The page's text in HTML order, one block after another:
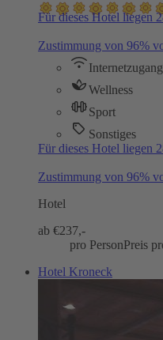
Für dieses Hotel liegen
Zustimmung von 96%
Internetzugang
Wellness
Sport
Sonstiges
Für dieses Hotel liegen
Zustimmung von 96%
Hotel
ab €237,-
pro PersonPreis
Hotel Kroneck